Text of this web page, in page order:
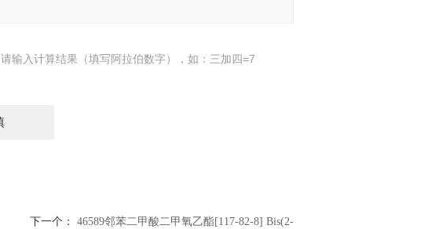
请输入计算结果（填写阿拉伯数字），如：三加四=7
下一个： 46589邻苯二甲酸二甲氧乙酯[117-82-8] Bis(2-